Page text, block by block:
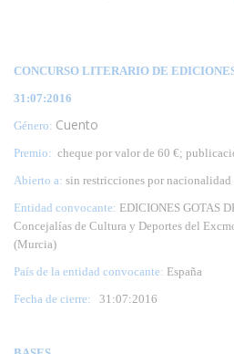
CONCURSO LITERARIO DE
31:07:2016
Género: Cuento
Premio: cheque por valor de 60 €;
Abierto a: sin restricciones por nacionalidad
Entidad convocante: EDICIONES GOTAS
Concejalías de Cultura y Deportes del
(Murcia)
País de la entidad convocante: España
Fecha de cierre: 31 :07:2016